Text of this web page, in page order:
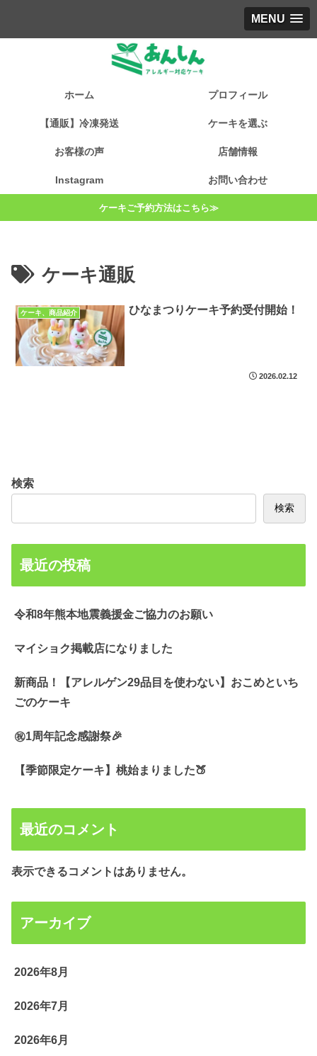
MENU
ホーム プロフィール
【通販】冷凍発送 ケーキを選ぶ
お客様の声 店舗情報
Instagram お問い合わせ
ケーキご予約方法はこちら≫
ケーキ通販
ケーキ、商品紹介 ひなまつりケーキ予約受付開始！
2026.02.12
検索
検索
最近の投稿
令和8年熊本地震義援金ご協力のお願い
マイショク掲載店になりました
新商品！【アレルゲン29品目を使わない】おこめといち
ごのケーキ
㊗️1周年記念感謝祭🎉
【季節限定ケーキ】桃始まりました🍑
最近のコメント
表示できるコメントはありません。
アーカイブ
2026年8月
2026年7月
2026年6月